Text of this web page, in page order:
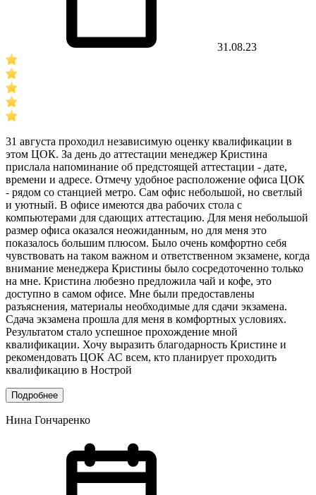
31.08.23
31 августа проходил независимую оценку квалификации в
этом ЦОК. За день до аттестации менеджер Кристина
прислала напоминание об предстоящей аттестации - дате,
времени и адресе. Отмечу удобное расположение офиса ЦОК
- рядом со станцией метро. Сам офис небольшой, но светлый
и уютный. В офисе имеются два рабочих стола с
компьютерами для сдающих аттестацию. Для меня небольшой
размер офиса оказался неожиданным, но для меня это
показалось большим плюсом. Было очень комфортно себя
чувствовать на таком важном и ответственном экзамене, когда
внимание менеджера Кристины было сосредоточенно только
на мне. Кристина любезно предложила чай и кофе, это
доступно в самом офисе. Мне были предоставлены
разъяснения, материалы необходимые для сдачи экзамена.
Сдача экзамена прошла для меня в комфортных условиях.
Результатом стало успешное прохождение мной
квалификации. Хочу выразить благодарность Кристине и
рекомендовать ЦОК АС всем, кто планирует проходить
квалификацию в Нострой
Подробнее
Нина Гончаренко